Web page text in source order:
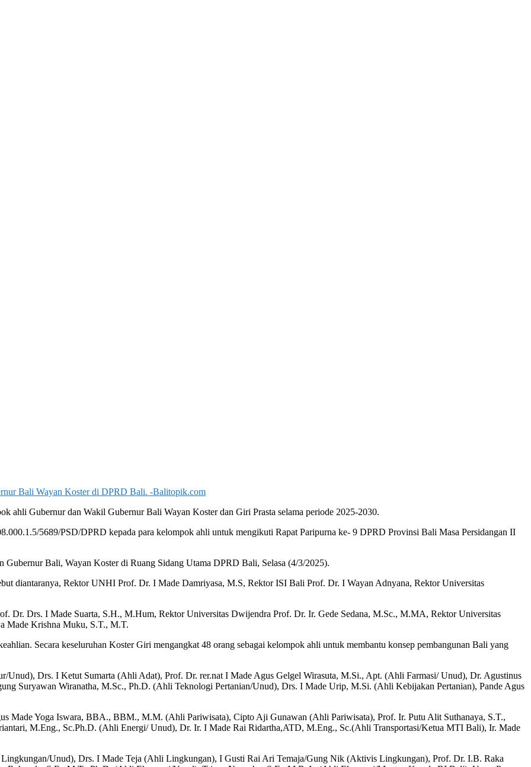
Bali Wayan Koster di DPRD Bali. -Balitopik.com
ahli Gubernur dan Wakil Gubernur Bali Wayan Koster dan Giri Prasta selama periode 2025-2030.
5689/PSD/DPRD kepada para kelompok ahli untuk mengikuti Rapat Paripurna ke- 9 DPRD Provinsi Bali Masa Persidangan II
Gubernur Bali, Wayan Koster di Ruang Sidang Utama DPRD Bali, Selasa (4/3/2025).
diantaranya, Rektor UNHI Prof. Dr. I Made Damriyasa, M.S, Rektor ISI Bali Prof. Dr. I Wayan Adnyana, Rektor Universitas
Dr. Drs. I Made Suarta, S.H., M.Hum, Rektor Universitas Dwijendra Prof. Dr. Ir. Gede Sedana, M.Sc., M.MA, Rektor Universitas
Made Krishna Muku, S.T., M.T.
Secara keseluruhan Koster Giri mengangkat 48 orang sebagai kelompok ahli untuk membantu konsep pembangunan Bali yang
Drs. I Ketut Sumarta (Ahli Adat), Prof. Dr. rer.nat I Made Agus Gelgel Wirasuta, M.Si., Apt. (Ahli Farmasi/ Unud), Dr. Agustinus
Suryawan Wiranatha, M.Sc., Ph.D. (Ahli Teknologi Pertanian/Unud), Drs. I Made Urip, M.Si. (Ahli Kebijakan Pertanian), Pande Agus
Made Yoga Iswara, BBA., BBM., M.M. (Ahli Pariwisata), Cipto Aji Gunawan (Ahli Pariwisata), Prof. Ir. Putu Alit Suthanaya, S.T.,
M.Eng., Sc.Ph.D. (Ahli Energi/ Unud), Dr. Ir. I Made Rai Ridartha,ATD, M.Eng., Sc.(Ahli Transportasi/Ketua MTI Bali), Ir. Made
Unud), Drs. I Made Teja (Ahli Lingkungan), I Gusti Rai Ari Temaja/Gung Nik (Aktivis Lingkungan), Prof. Dr. I.B. Raka